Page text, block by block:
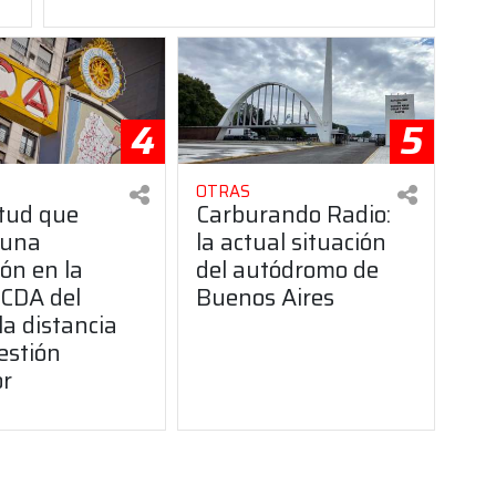
4
que
en la
del
distancia
5
OTRAS
Carburando Radio:
la actual situación
del autódromo de
Buenos Aires